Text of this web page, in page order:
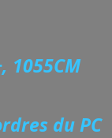
1055CM
du PC